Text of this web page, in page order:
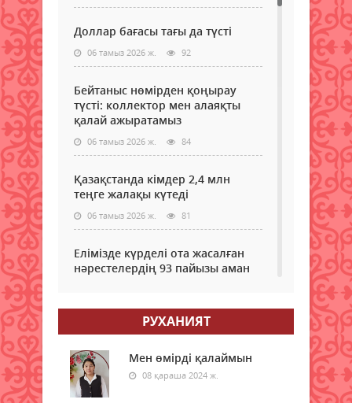
Доллар бағасы тағы да түсті
06 тамыз 2026 ж. 92
Бейтаныс нөмірден қоңырау
түсті: коллектор мен алаяқты
қалай ажыратамыз
06 тамыз 2026 ж. 84
Қазақстанда кімдер 2,4 млн
теңге жалақы күтеді
06 тамыз 2026 ж. 81
Елімізде күрделі ота жасалған
нәрестелердің 93 пайызы аман
ЖОО-ға қабылдауда ескеріледі
06 тамыз 2026 ж. 81
РУХАНИЯТ
Мен өмірді қалаймын
08 қараша 2024 ж.